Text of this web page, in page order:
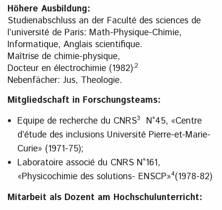
Höhere Ausbildung:
Studienabschluss an der Faculté des sciences de
l’université de Paris: Math-Physique-Chimie,
Informatique, Anglais scientifique.
Maîtrise de chimie-physique,
Docteur en électrochimie (1982),2
Nebenfächer: Jus, Theologie.
Mitgliedschaft in Forschungsteams:
Equipe de recherche du CNRS3
N°45, «Centre
d’étude des inclusions Université Pierre-et-Marie-
Curie» (1971-75);
Laboratoire associé du CNRS N°161,
«Physicochimie des solutions- ENSCP»4(1978-82)
Mitarbeit als Dozent am Hochschulunterricht: